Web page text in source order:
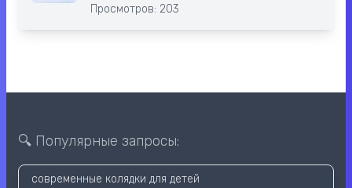
Просмотров: 203
🔍 Популярные запросы:
современные колядки для детей